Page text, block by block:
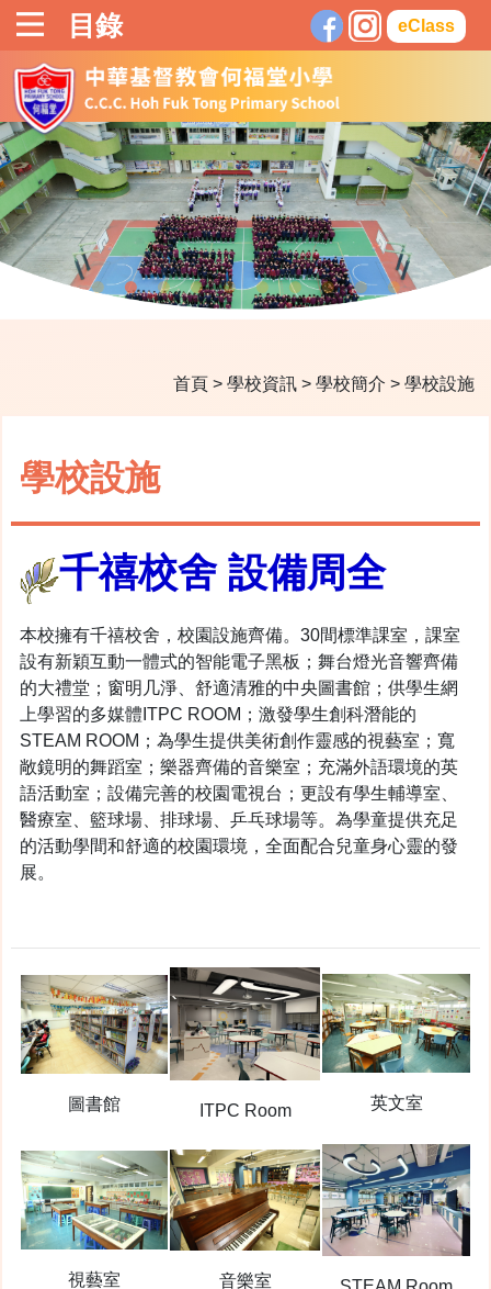
目錄 eClass
首頁 > 學校資訊 > 學校簡介 > 學校設施
學校設施
千禧校舍 設備周全
本校擁有千禧校舍，校園設施齊備。30間標準課室，課室
設有新穎互動一體式的智能電子黑板；舞台燈光音響齊備
的大禮堂；窗明几淨、舒適清雅的中央圖書館；供學生網
上學習的多媒體ITPC ROOM；激發學生創科潛能的
STEAM ROOM；為學生提供美術創作靈感的視藝室；寬
敞鏡明的舞蹈室；樂器齊備的音樂室；充滿外語環境的英
語活動室；設備完善的校園電視台；更設有學生輔導室、
醫療室、籃球場、排球場、乒乓球場等。為學童提供充足
的活動學間和舒適的校園環境，全面配合兒童身心靈的發
展。
圖書館 ITPC Room 英文室
視藝室 音樂室